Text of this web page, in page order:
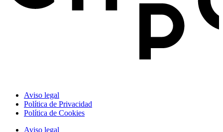
Aviso legal
Política de Privacidad
Política de Cookies
Aviso legal